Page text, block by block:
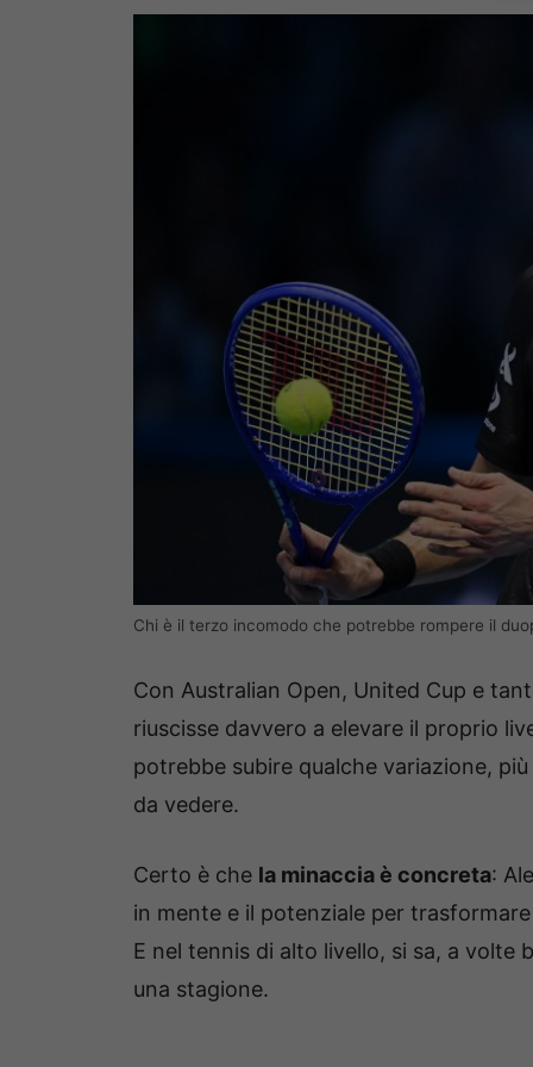
Chi è il terzo incomodo che potrebbe rompere il
Con Australian Open, United Cup e
riuscisse davvero a elevare il proprio
potrebbe subire qualche variazione,
da vedere.
Certo è che la minaccia è concreta:
in mente e il potenziale per
E nel tennis di alto livello, si sa, a
una stagione.